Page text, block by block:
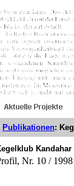
Publikationen:
Kandahar
Nr. 10 / 1998